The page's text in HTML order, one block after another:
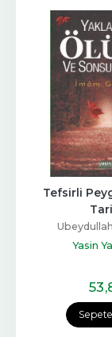
Tefsirli
Yasin
53